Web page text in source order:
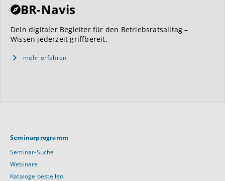
BR-Navis
Dein digitaler Begleiter für den Betriebsratsalltag –
Wissen jederzeit griffbereit.
mehr erfahren
Seminarprogramm
Seminar-Suche
Webinare
Kataloge bestellen